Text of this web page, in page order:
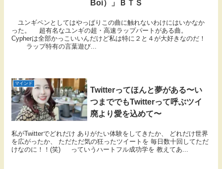
Boi）」ＢＴＳ
ユンギペンとしてはやっぱりこの曲に触れないわけにはいかなか
った。 超有名なユンギの超・高速ラップパートがある曲。
Cypherは全部かっこいいんだけど私は特に２と４が大好きなのだ！
ラップ特有の言葉遊び...
マインド
Twitterってほんと夢がある〜い
つまででもTwitterって呼ぶツイ
廃より愛を込めて〜
私がTwitterでどれだけ ありがたい体験をしてきたか、 どれだけ世界
を広がったか、 ただただ気の狂ったツイートを 毎日数十回してただ
けなのに！！(笑) っていうハートフル成功学を 教えてあ...